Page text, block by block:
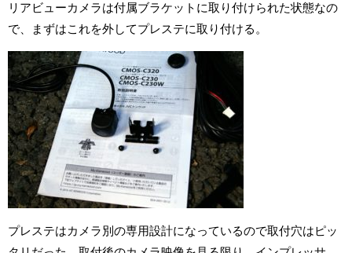
リアビューカメラは付属ブラケットに取り付けられた状態なの
で、まずはこれを外してプレステに取り付ける。
プレステはカメラ別の専用設計になっているので取付穴はピッ